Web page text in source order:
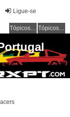
Ligue-se
Tópicos sem resposta Tópicos ativos